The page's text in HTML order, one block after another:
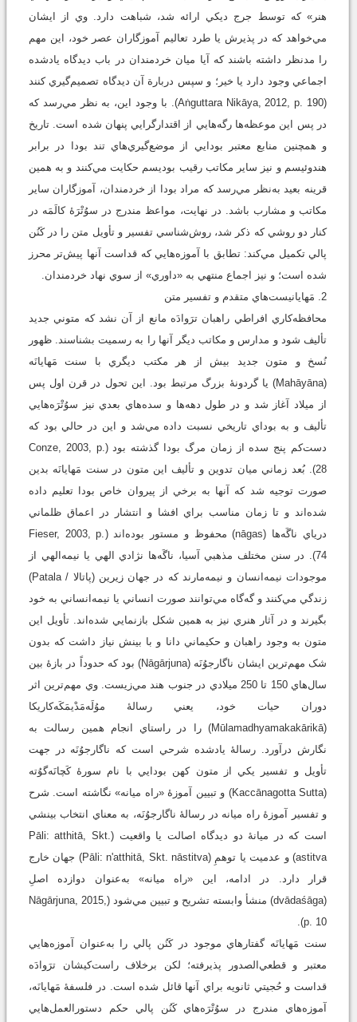
هنر» که توسط جرج ديکي ارائه شد، شباهت دارد. وي از ايشان
مي‌خواهد که در پذيرش يا طرد تعاليم آموزگاران عصر خود، اين مهم
را مدنظر داشته باشند که آيا ميان خردمندان در باب ديدگاه يادشده
اجماعي وجود دارد يا خير؛ و سپس دربارة آن ديدگاه تصميم‌گيري کنند
(Aṅguttara Nikāya, 2012, p. 190). با وجود اين، به ‌نظر مي‌رسد که
در پس اين موعظه‌ها رگه‌هايي از اقتدارگرايي پنهان شده است. تاريخ
و همچنين منابع معتبر بودايي از موضع‌گيري‌هاي تند بودا در برابر
هندوئيسم و نيز ساير مکاتب رقيب بوديسم حکايت مي‌کنند و به همين
قرينه بعيد به‌نظر مي‌رسد که مراد بودا از خردمندان، آموزگاران ساير
مکاتب و مشارب باشد. در نهايت، مواعظ مندرج در سوُتْرَۀ کالَمَه در
کنار دو روشي که ذکر شد، روش‌شناسي تفسير و تأويل متن را در کَنُن
پالي تکميل مي‌کند: تطابق با آموزه‌هايي که قداست آنها پيش‌تر محرز
شده است؛ و نيز اجماع منتهي به «داوري» از سوي نهاد خردمندان.
2. مَهايانيست‌هاي متقدم و تفسير متن
محافظه‌کاري افراطي راهبان ترَوادَه مانع از آن نشد که متوني جديد
تأليف شود و مدارس و مکاتب ديگر آنها را به رسميت بشناسند. ظهور
نُسخ و متون جديد بيش از هر مکتب ديگري با سنت مَهايانَه
(Mahāyāna) يا گردونۀ بزرگ مرتبط بود. اين تحول در قرن اول پس
از ميلاد آغاز شد و در طول دهه‌ها و سده‌هاي بعدي نيز سوُتْرَه‌هايي
تأليف و به بوداي تاريخي نسبت داده مي‌شد و اين در حالي بود که
دست‌کم پنج سده از زمان مرگ بودا گذشته بود (Conze, 2003, p.
28). بُعد زماني ميان تدوين و تأليف اين متون در سنت مَهايانَه بدين
صورت توجيه شد که آنها به برخي از پيروان خاص بودا تعليم داده
شده‌اند و تا زمان مناسب براي افشا و انتشار در اعماق ظلماني
درياي ناگَه‌ها (nāgas) محفوظ و مستور بوده‌اند (Fieser, 2003, p.
74). در سنن مختلف مذهبي آسيا، ناگَه‌ها نژادي الهي يا نيمه‌الهي از
موجودات نيمه‌انسان و نيمه‌مارند که در جهان زيرين (پاتالا / Patala)
زندگي مي‌کنند و گه‌گاه مي‌توانند صورت انساني يا نيمه‌انساني به خود
بگيرند و در آثار هنري نيز به همين شکل بازنمايي شده‌اند. تأويل اين
متون به وجود راهبان و حکيماني دانا و با بينش نياز داشت که بدون
شک مهم‌ترين ايشان ناگارجوُنَه (Nāgārjuna) بود که حدوداً در بازۀ بين
سال‌هاي 150 تا 250 ميلادي در جنوب هند مي‌زيست. وي مهم‌ترين اثر
دوران حيات خود، يعني رسالۀ موُلَه‌مَدْيمَکَه‌کاريکا
(Mūlamadhyamakakārikā) را در راستاي انجام همين رسالت به
نگارش درآورد. رسالۀ يادشده شرحي است که ناگارجوُنَه در جهت
تأويل و تفسير يکي از متون کهن بودايي با نام سورۀ کَچانَه‌گوُته
(Kaccānagotta Sutta) و تبيين آموزۀ «راه ميانه» نگاشته است. شرح
و تفسير آموزۀ راه ميانه در رسالۀ ناگارجوُنَه، به ‌معناي انتخاب بينشي
است که در ميانۀ دو ديدگاه اصالت يا واقعيت (Pāli: atthitā, Skt.
astitva) و عدميت يا توهمِ (Pāli: n'atthitā, Skt. nāstitva) جهان خارج
قرار دارد. در ادامه، اين «راه ميانه» به‌عنوان دوازده اصلِ
(dvādaśāga) منشأ وابسته تشريح و تبيين مي‌شود (Nāgārjuna, 2015,
p. 10).
سنت مَهايانَه گفتارهاي موجود در کَنُن پالي را به‌عنوان آموزه‌هايي
معتبر و قطعي‌الصدور پذيرفته؛ لکن برخلاف راست‌کيشان ترَوادَه
قداست و حُجيتي ثانويه براي آنها قائل شده است. در فلسفۀ مَهايانَه،
آموزه‌هاي مندرج در سوُتْرَه‌هاي کَنُن پالي حکم دستورالعمل‌هايي